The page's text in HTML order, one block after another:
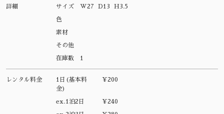
詳細 サイズ W27 D13 H3.5
色
素材
その他
在庫数 1
レンタル料金
1日(基本料
金)
¥200
ex.1泊2日 ¥240